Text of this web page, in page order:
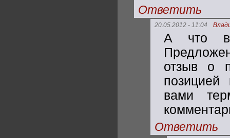
Ответить
20.05.2012 - 11:04
А что
отзыв о
позицией
вами
Ответить